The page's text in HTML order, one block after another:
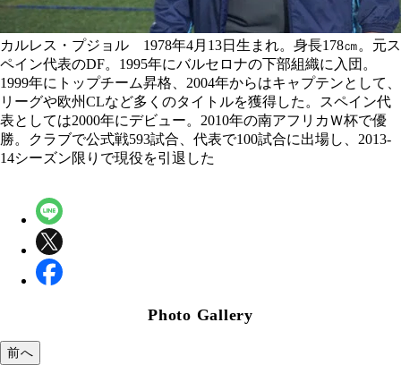
カルレス・プジョル 1978年4月13日生まれ。身長178㎝。元ス
ペイン代表のDF。1995年にバルセロナの下部組織に入団。
1999年にトップチーム昇格、2004年からはキャプテンとして、
リーグや欧州CLなど多くのタイトルを獲得した。スペイン代
表としては2000年にデビュー。2010年の南アフリカＷ杯で優
勝。クラブで公式戦593試合、代表で100試合に出場し、2013-
14シーズン限りで現役を引退した
Photo Gallery
前へ